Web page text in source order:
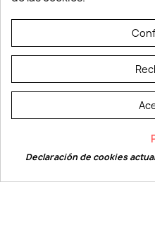
©
La página dispone de código
Declaración de cookies